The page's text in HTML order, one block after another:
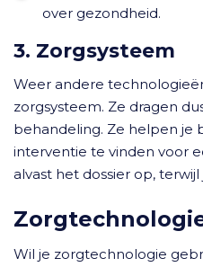
over gezondheid.
3. Zorgsysteem
Weer andere
zorgsysteem. Ze dragen
behandeling. Ze helpen je
interventie te vinden voor
alvast het dossier op,
Wil je zorgtechnologie